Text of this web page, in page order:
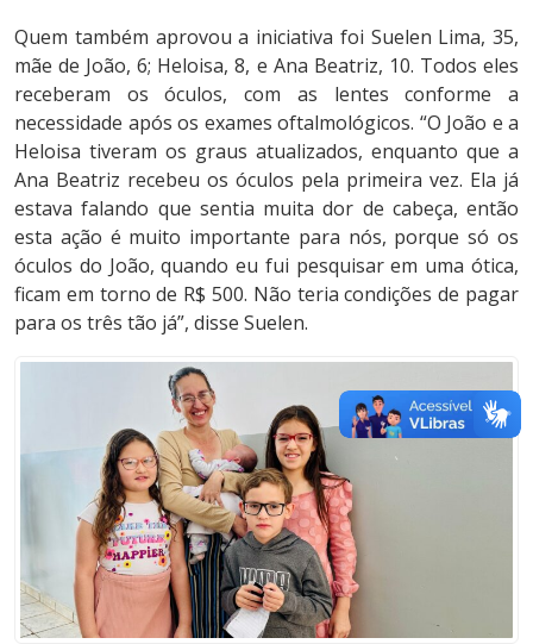
Quem também aprovou a iniciativa foi Suelen Lima, 35,
mãe de João, 6; Heloisa, 8, e Ana Beatriz, 10. Todos eles
receberam os óculos, com as lentes conforme a
necessidade após os exames oftalmológicos. “O João e a
Heloisa tiveram os graus atualizados, enquanto que a
Ana Beatriz recebeu os óculos pela primeira vez. Ela já
estava falando que sentia muita dor de cabeça, então
esta ação é muito importante para nós, porque só os
óculos do João, quando eu fui pesquisar em uma ótica,
ficam em torno de R$ 500. Não teria condições de pagar
para os três tão já”, disse Suelen.